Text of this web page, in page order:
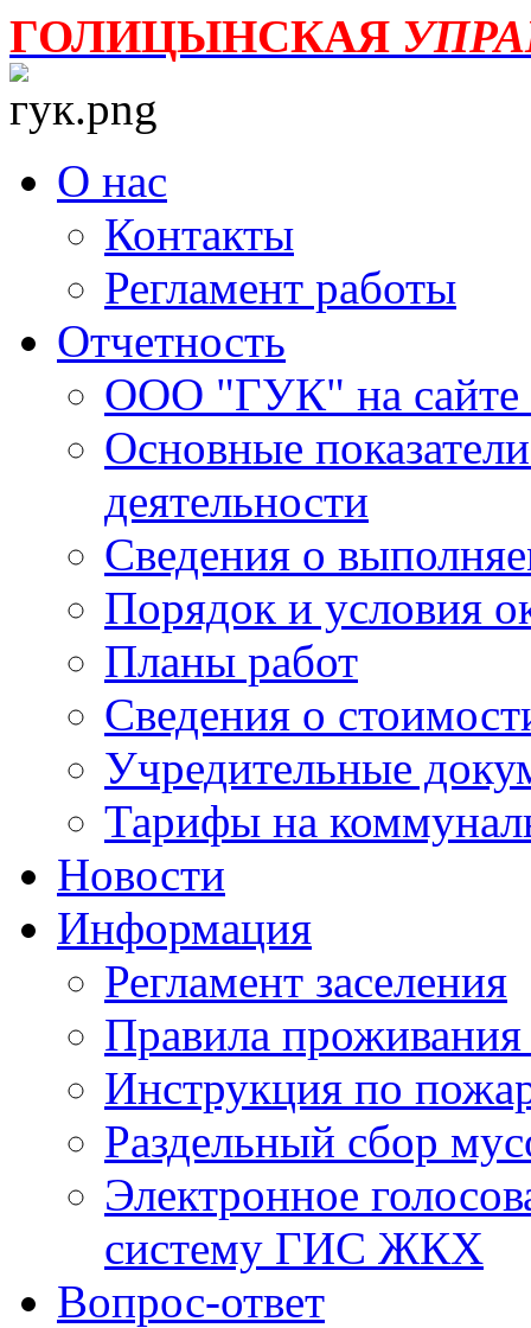
ГОЛИЦЫНСКАЯ
О нас
Контакты
Регламент работы
Отчетность
ООО "ГУК" на
Основные
деятельности
Сведения о
Порядок и условия
Планы работ
Сведения о
Учредительные
Тарифы на
Новости
Информация
Регламент заселения
Правила
Инструкция по
Раздельный сбор
Электронное
систему ГИС ЖКХ
Вопрос-ответ